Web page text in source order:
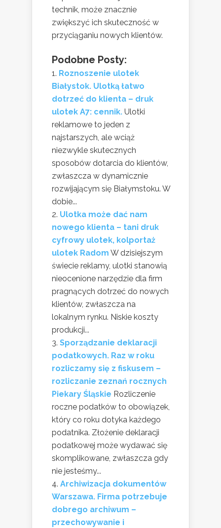
technik, może znacznie
zwiększyć ich skuteczność w
przyciąganiu nowych klientów.
Podobne Posty:
Roznoszenie ulotek
Białystok. Ulotką łatwo
dotrzeć do klienta – druk
ulotek A7: cennik. Ulotki
reklamowe to jeden z
najstarszych, ale wciąż
niezwykle skutecznych
sposobów dotarcia do klientów,
zwłaszcza w dynamicznie
rozwijającym się Białymstoku. W
dobie...
Ulotka może dać nam
nowego klienta – tani druk
cyfrowy ulotek, kolportaż
ulotek Radom W dzisiejszym
świecie reklamy, ulotki stanowią
nieocenione narzędzie dla firm
pragnących dotrzeć do nowych
klientów, zwłaszcza na
lokalnym rynku. Niskie koszty
produkcji...
Sporządzanie deklaracji
podatkowych. Raz w roku
rozliczamy się z fiskusem –
rozliczanie zeznań rocznych
Piekary Śląskie Rozliczenie
roczne podatków to obowiązek,
który co roku dotyka każdego
podatnika. Złożenie deklaracji
podatkowej może wydawać się
skomplikowane, zwłaszcza gdy
nie jesteśmy...
Archiwizacja dokumentów
Warszawa. Firma potrzebuje
dobrego archiwum –
przechowywanie i